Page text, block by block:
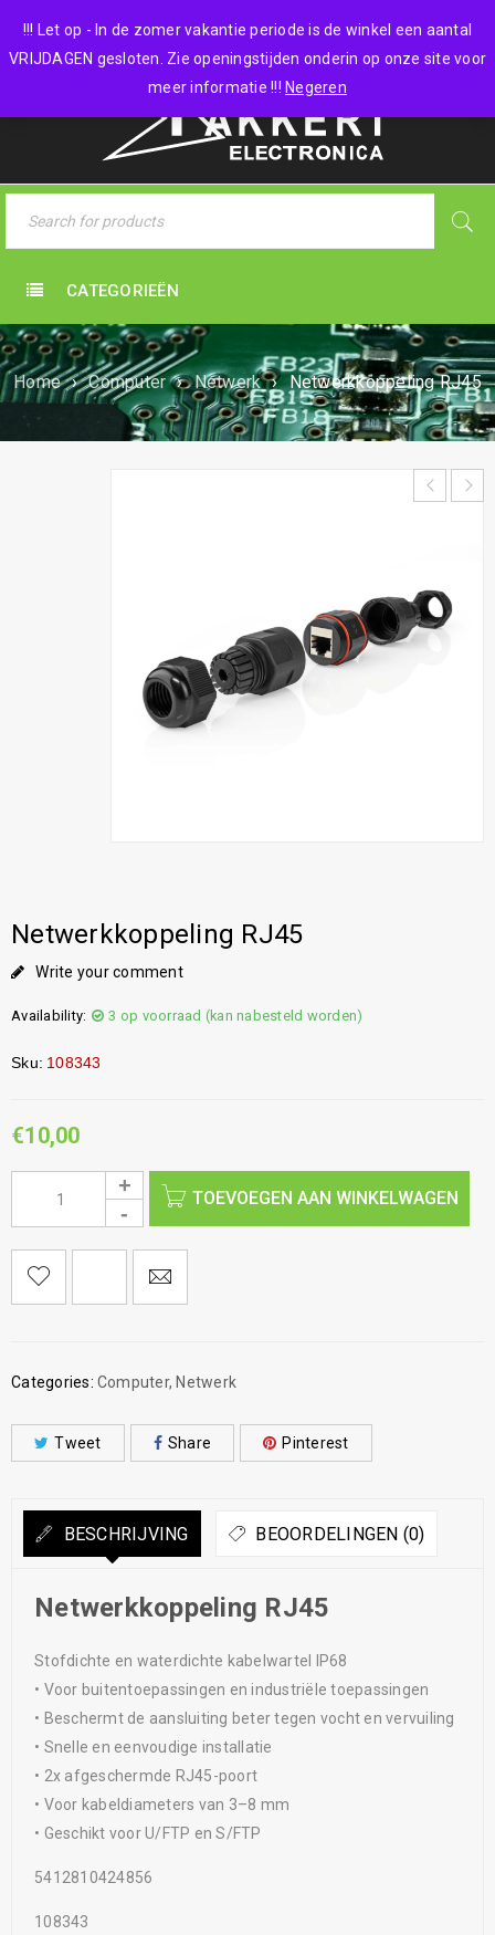
!!! Let op - In de zomer vakantie periode is de winkel een aantal
VRIJDAGEN gesloten. Zie openingstijden onderin op onze site voor
meer informatie !!! Negeren
0 items - €0,00
CATEGORIEËN
Home › Computer › Netwerk › Netwerkkoppeling RJ45
Netwerkkoppeling RJ45
Write your comment
Availability: 3 op voorraad (kan nabesteld worden)
Sku: 108343
€10,00
TOEVOEGEN AAN WINKELWAGEN
Categories: Computer, Netwerk
Tweet Share Pinterest
BESCHRIJVING BEOORDELINGEN (0)
Netwerkkoppeling RJ45
Stofdichte en waterdichte kabelwartel IP68
• Voor buitentoepassingen en industriële toepassingen
• Beschermt de aansluiting beter tegen vocht en vervuiling
• Snelle en eenvoudige installatie
• 2x afgeschermde RJ45-poort
• Voor kabeldiameters van 3–8 mm
• Geschikt voor U/FTP en S/FTP
5412810424856
108343